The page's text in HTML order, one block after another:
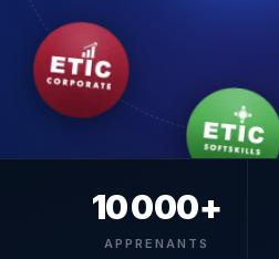
10 000+
APPRENANTS